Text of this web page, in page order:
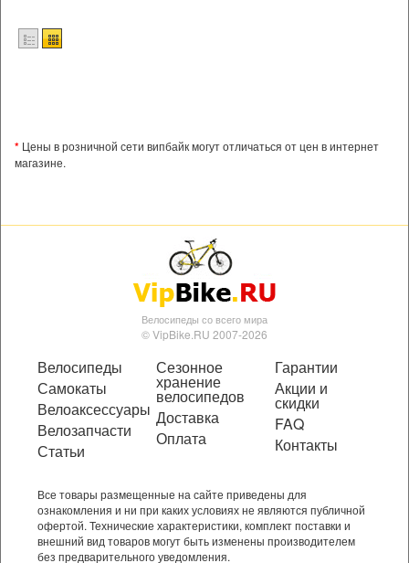
* Цены в розничной сети випбайк могут отличаться от цен в интернет
магазине.
Велосипеды со всего мира
© VipBike.RU 2007-2026
Велосипеды
Самокаты
Велоаксессуары
Велозапчасти
Статьи
Сезонное
хранение
велосипедов
Доставка
Оплата
Гарантии
Акции и
скидки
FAQ
Контакты
Все товары размещенные на сайте приведены для
ознакомления и ни при каких условиях не являются публичной
офертой. Технические характеристики, комплект поставки и
внешний вид товаров могут быть изменены производителем
без предварительного уведомления.